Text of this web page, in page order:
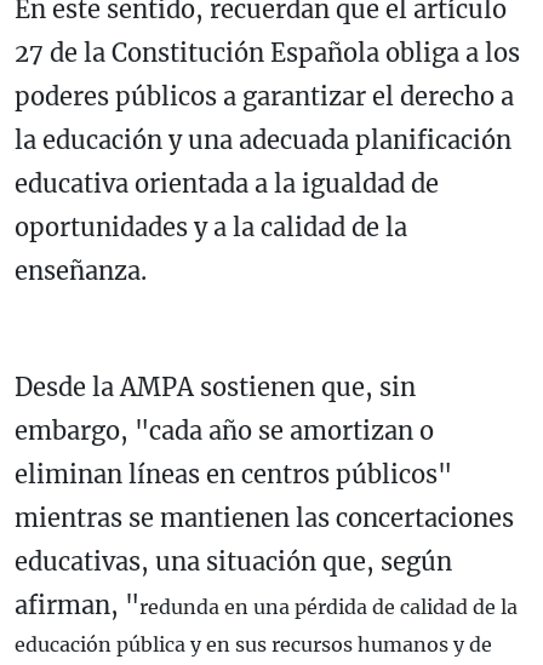
En este sentido, recuerdan que el artículo
27 de la Constitución Española obliga a los
poderes públicos a garantizar el derecho a
la educación y una adecuada planificación
educativa orientada a la igualdad de
oportunidades y a la calidad de la
enseñanza.
Desde la AMPA sostienen que, sin
embargo, "cada año se amortizan o
eliminan líneas en centros públicos"
mientras se mantienen las concertaciones
educativas, una situación que, según
afirman, "redunda en una pérdida de calidad de la
educación pública y en sus recursos humanos y de